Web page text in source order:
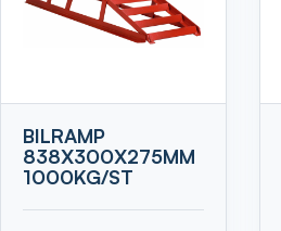
BILRAMP
838X300X275MM
1000KG/ST